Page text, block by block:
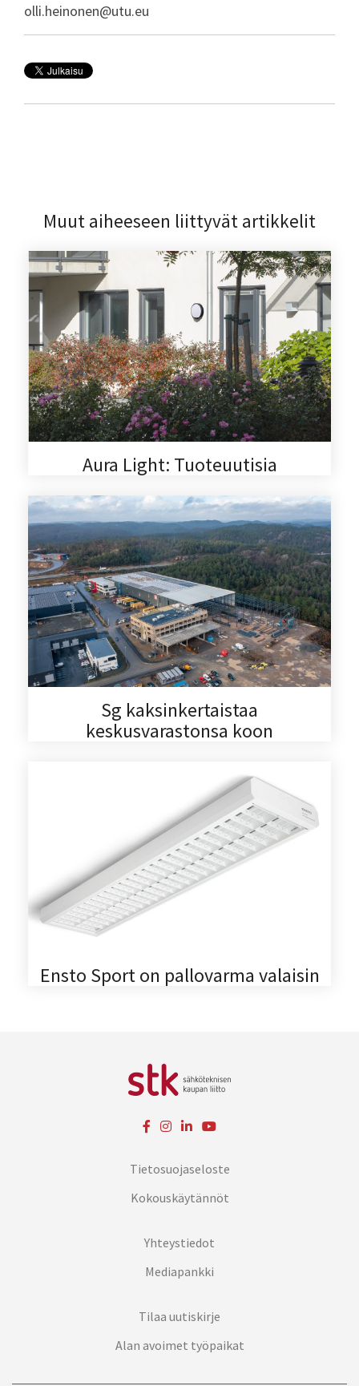
olli.heinonen@utu.eu
Muut aiheeseen liittyvät artikkelit
Aura Light: Tuoteuutisia
Sg kaksinkertaistaa
keskusvarastonsa koon
Ensto Sport on pallovarma valaisin
Tietosuojaseloste
Kokouskäytännöt
Yhteystiedot
Mediapankki
Tilaa uutiskirje
Alan avoimet työpaikat